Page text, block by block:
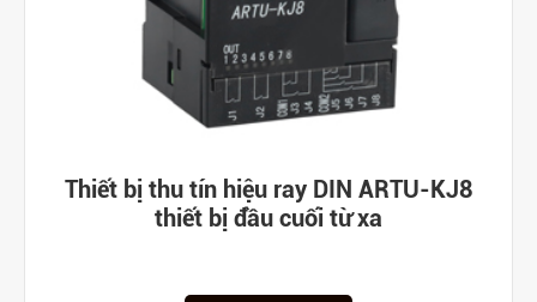
Thiết bị thu tín hiệu ray DIN ARTU-KJ8
thiết bị đầu cuối từ xa